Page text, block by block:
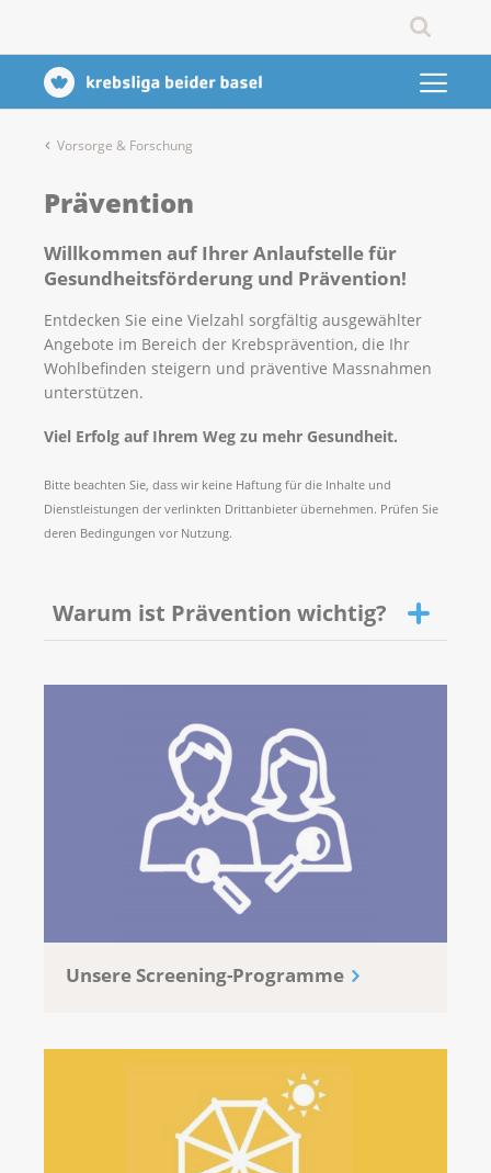
Vorsorge & Forschung
Prävention
Willkommen auf Ihrer Anlaufstelle für
Gesundheitsförderung und Prävention!
Entdecken Sie eine Vielzahl sorgfältig ausgewählter
Angebote im Bereich der Krebsprävention, die Ihr
Wohlbefinden steigern und präventive Massnahmen
unterstützen.
Viel Erfolg auf Ihrem Weg zu mehr Gesundheit.
Bitte beachten Sie, dass wir keine Haftung für die Inhalte und
Dienstleistungen der verlinkten Drittanbieter übernehmen. Prüfen Sie
deren Bedingungen vor Nutzung.
Warum ist Prävention wichtig?
Die Prävention umfasst alle Massnahmen, die
darauf abzielen, Krankheiten und andere
Symptome zu verhindern, bevor sie auftreten. Diese
Ansätze sind von zentraler Bedeutung für den
Prävention kann lebensbedrohliche Krankheiten wie
Krebs verhindern oder deren Auswirkungen
deutlich mildern. Durch einen gesunden Lebensstil,
regelmäßige Vorsorgeuntersuchungen und das
Unsere Screening-Programme